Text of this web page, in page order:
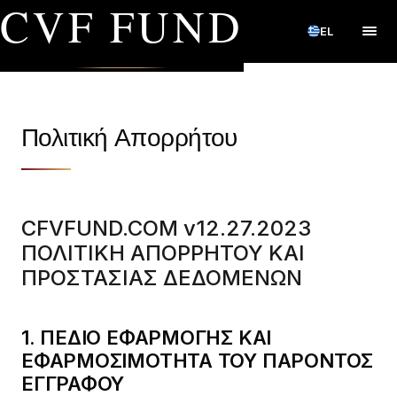
CVF FUND EL
Πολιτική Απορρήτου
CFVFUND.COM v12.27.2023
ΠΟΛΙΤΙΚΗ ΑΠΟΡΡΗΤΟΥ ΚΑΙ
ΠΡΟΣΤΑΣΙΑΣ ΔΕΔΟΜΕΝΩΝ
1. ΠΕΔΙΟ ΕΦΑΡΜΟΓΗΣ ΚΑΙ
ΕΦΑΡΜΟΣΙΜΟΤΗΤΑ ΤΟΥ ΠΑΡΟΝΤΟΣ
ΕΓΓΡΑΦΟΥ